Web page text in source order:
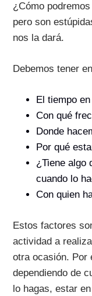
¿Cómo
pero son
nos la dará.
Debemos tener
El tiempo
Con qué
Donde
Por qué
¿Tiene algo
cuando lo
Con quien
Estos factores
actividad a
otra ocasión. Por
dependiendo de
lo hagas, estar